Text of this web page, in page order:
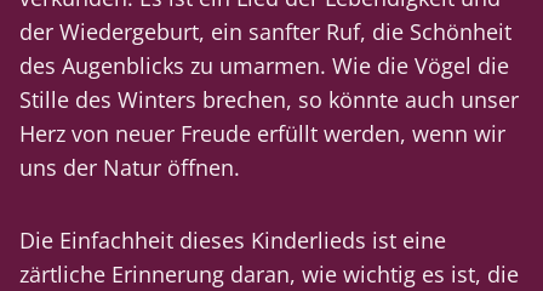
der Wiedergeburt, ein sanfter Ruf, die Schönheit
des Augenblicks zu umarmen. Wie die Vögel die
Stille des Winters brechen, so könnte auch unser
Herz von neuer Freude erfüllt werden, wenn wir
uns der Natur öffnen.
Die Einfachheit dieses Kinderlieds ist eine
zärtliche Erinnerung daran, wie wichtig es ist, die